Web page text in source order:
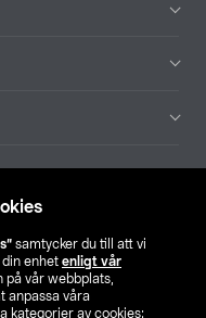
samtycker du till att vi
enhet enligt vår
vår webbplats,
anpassa våra
kategorier av cookies: